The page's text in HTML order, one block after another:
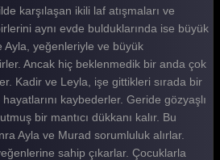
karşılaşan ikili laf atışmaları ve
aynı evde bulduklarında ise büyük
Ayla, yeğenleriyle ve büyük
Ancak hiç beklenmedik bir anda çok
Kadir ve Leyla, işe gittikleri sırada bir
kaybederler. Geride gözyaşlı
bir mantıcı dükkanı kalır. Bu
Ayla ve Murad sorumluluk alırlar.
sahip çıkarlar. Çocuklarla